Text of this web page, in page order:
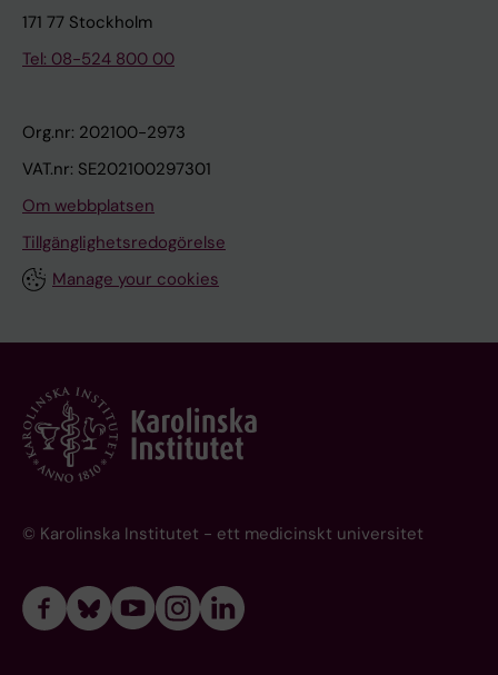
171 77 Stockholm
Tel: 08-524 800 00
Org.nr: 202100-2973
VAT.nr: SE202100297301
Om webbplatsen
Tillgänglighetsredogörelse
Manage your cookies
© Karolinska Institutet - ett medicinskt universitet